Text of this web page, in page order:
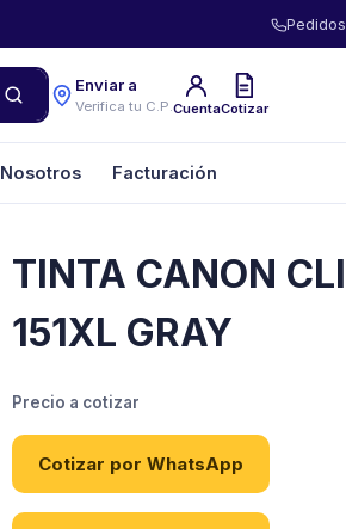
Enviar a
Verifica tu C.P.CuentaCotizar
Nosotros Facturación
TINTA CANON CLI
151XL GRAY
Precio a cotizar
Cotizar por WhatsApp